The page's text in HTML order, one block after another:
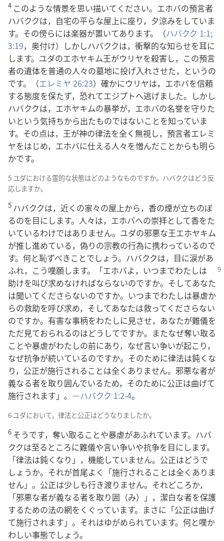
4 このような情景を思い描いてください。エホバの預言者
ハバククは，自宅の平らな屋上に座り，夕涼みをしていま
す。その傍らには楽器が置いてあります。（ハバクク 1:1;
3:19，奥付け）しかしハバククは，衝撃的な知らせを耳に
します。ユダのエホヤキム王がウリヤを殺害し，この預言
者の遺体を普通の人々の墓地に投げ入れさせた，というの
です。（エレミヤ 26:23）確かにウリヤは，エホバを信頼
する態度を保たず，恐れてエジプトへ逃げました。しかし
ハバククは，エホヤキムの暴挙が，エホバの名誉を守りた
いという気持ちから出たものではないことを知っていま
す。その点は，王が神の律法を全く無視し，預言者エレミ
ヤをはじめ，エホバに仕える人々を憎んだことからも明ら
かです。
5 ユダにおける霊的な状態はどのようなものですか。ハバククはどう反
応しますか。
5 ハバククは，近くの家々の屋上から，香の煙が立ちのぼ
るのを目にします。人々は，エホバへの崇拝として香をた
いているわけではありません。ユダの邪悪な王エホヤキム
が推し進めている，偽りの宗教の行為に携わっているので
す。何と恥ずべきことでしょう。ハバククは，目に涙があ
ふれ，こう嘆願します。「エホバよ，いつまでわたしは
助けを叫び求めなければならないのですか。そしてあなた
は聞いてくださらないのですか。いつまでわたしは暴虐か
らの救助を呼び求め，そしてあなたは救ってくださらない
のですか。有害な事柄をわたしに見させ，あなたが難儀を
ただ見ておられるのはどうしてですか。またなぜ奪い取る
ことや暴虐がわたしの前にあり，なぜ言い争いが起こり，
なぜ抗争が続いているのですか。そのために律法は鈍くな
り，公正が施行されることは全くありません。邪悪な者が
義なる者を取り囲んでいるため，そのために公正は曲げて
施行されます」。―ハバクク 1:2-4。
6 ユダにおいて，律法と公正はどうなりましたか。
6 そうです，奪い取ることや暴虐があふれています。ハバ
ククは至るところに難儀や言い争いや抗争を目にします。
「律法は鈍くなり」，機能していません。公正はどうで
しょうか。それが首尾よく「施行されることは全くありま
せん」。公正は少しも行き渡りません。それどころか，
「邪悪な者が義なる者を取り囲（み）」，潔白な者を保護
するための法の網をくぐっています。まさに「公正は曲げ
て施行されます」。それはゆがめられています。何と嘆か
わしい事態でしょう。